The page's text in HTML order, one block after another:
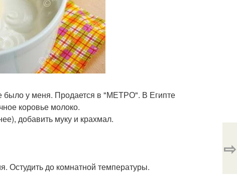
было у меня. Продается в "МЕТРО". В Египте
коровье молоко.
добавить муку и крахмал.
Остудить до комнатной температуры.
⇨